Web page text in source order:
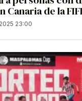
Canaria de la
23:00